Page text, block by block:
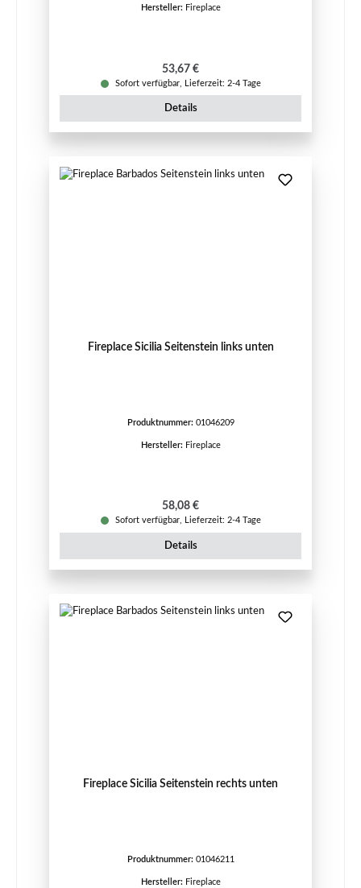
Hersteller: Fireplace
Regulärer Preis:
53,67 €
Sofort verfügbar, Lieferzeit: 2-4 Tage
Details
Fireplace Sicilia Seitenstein links unten
Produktnummer: 01046209
Hersteller: Fireplace
Regulärer Preis:
58,08 €
Sofort verfügbar, Lieferzeit: 2-4 Tage
Details
Fireplace Sicilia Seitenstein rechts unten
Produktnummer: 01046211
Hersteller: Fireplace